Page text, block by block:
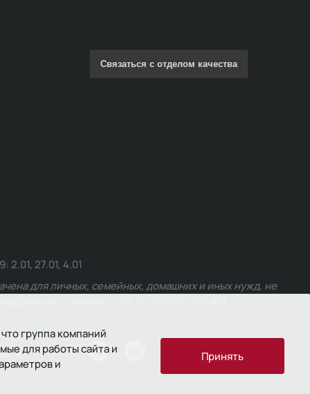
группа компаний
для работы сайта и
и
Принять
Связаться с отделом качества
27.01, 4.01
для личных, семейных, домашних и иных нужд, не